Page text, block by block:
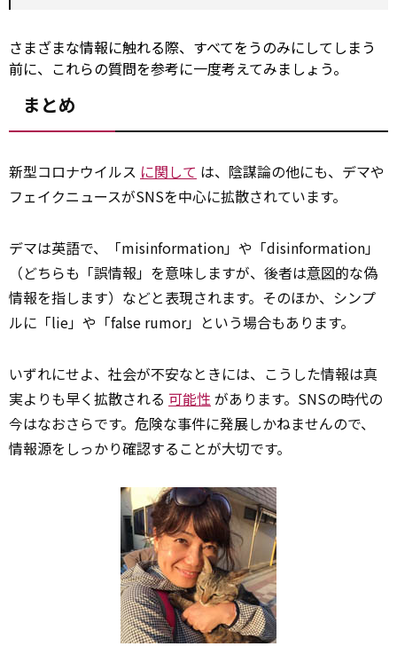
さまざまな情報に触れる際、すべてをうのみにしてしまう
前に、これらの質問を参考に一度考えてみましょう。
まとめ
新型コロナウイルス に関して は、陰謀論の他にも、デマや
フェイクニュースがSNSを中心に拡散されています。
デマは英語で、「misinformation」や「disinformation」
（どちらも「誤情報」を意味しますが、後者は意図的な偽
情報を指します）などと表現されます。そのほか、シンプ
ルに「lie」や「false rumor」という場合もあります。
いずれにせよ、社会が不安なときには、こうした情報は真
実よりも早く拡散される 可能性があります。SNSの時代の
今はなおさらです。危険な事件に発展しかねませんので、
情報源をしっかり確認することが大切です。